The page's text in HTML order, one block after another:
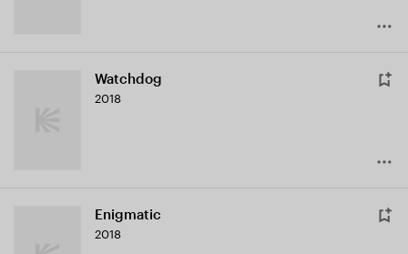
Watchdog
2018
Enigmatic
2018